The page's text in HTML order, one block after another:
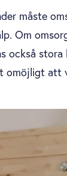
måste
Om
också stora
omöjligt att